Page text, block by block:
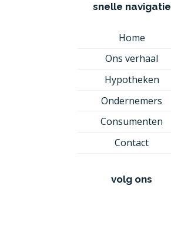
snelle navigatie
Home
Ons verhaal
Hypotheken
Ondernemers
Consumenten
Contact
volg ons